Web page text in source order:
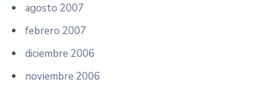
agosto 2007
febrero 2007
diciembre 2006
noviembre 2006